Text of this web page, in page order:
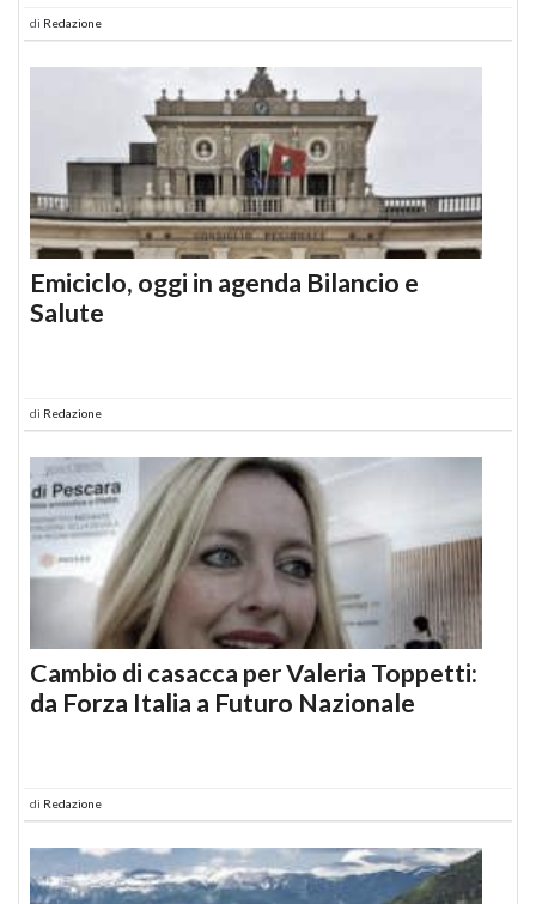
di Redazione
Emiciclo, oggi in agenda Bilancio e
Salute
di Redazione
Cambio di casacca per Valeria Toppetti:
da Forza Italia a Futuro Nazionale
di Redazione